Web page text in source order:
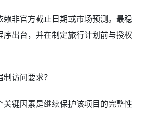
赖非官方截止日期或市场预测。最稳
出台，并在制定旅行计划前与授权
访问要求？
键因素是继续保护该项目的完整性